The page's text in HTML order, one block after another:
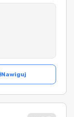
Nawiguj